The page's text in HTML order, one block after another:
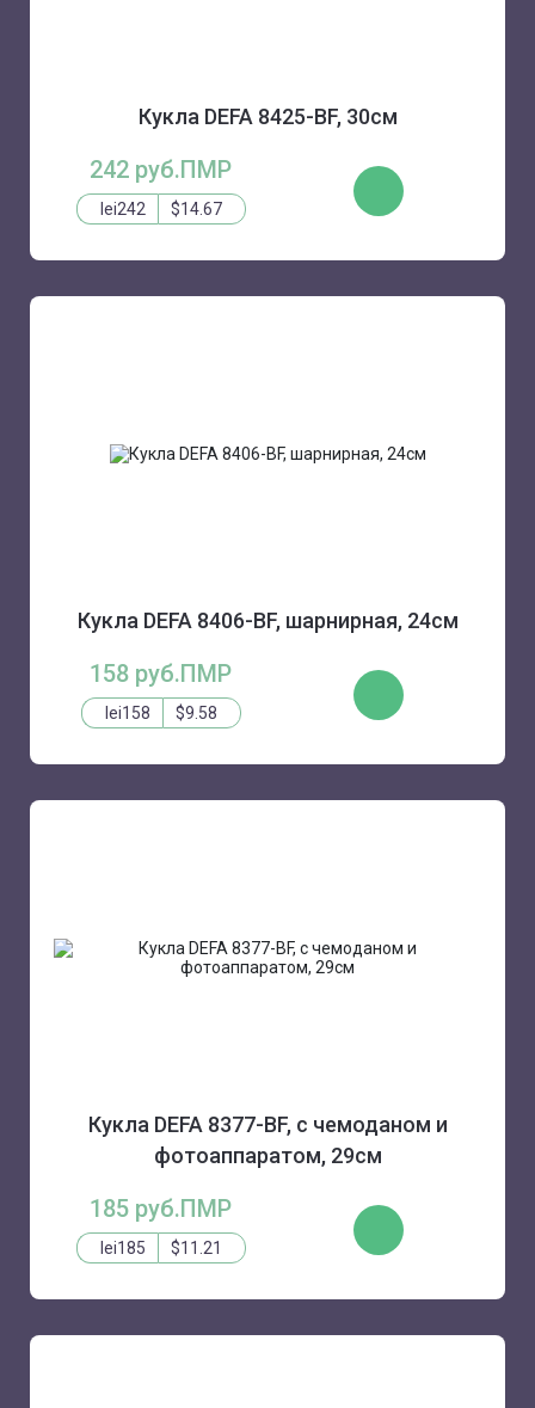
Кукла DEFA 8425-BF, 30см
242 руб.ПМР
lei242 $14.67
КУПИТЬ
Кукла DEFA 8406-BF, шарнирная, 24см
158 руб.ПМР
lei158 $9.58
КУПИТЬ
Кукла DEFA 8377-BF, с чемоданом и
фотоаппаратом, 29см
185 руб.ПМР
lei185 $11.21
КУПИТЬ